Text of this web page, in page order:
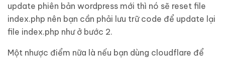
update phiên bản wordpress mới thì nó sẽ reset file
index.php nên bạn cần phải lưu trữ code để update lại
file index.php như ở bước 2.
Một nhược điểm nữa là nếu bạn dùng cloudflare để